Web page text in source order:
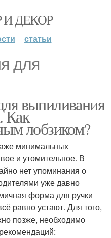
И ДЕКОР
статьи
для
выпиливания
Как
лобзиком?
минимальных
и утомительное. В
нет упоминания о
уже давно
форма для ручки
равно устают. Для того,
позже, необходимо